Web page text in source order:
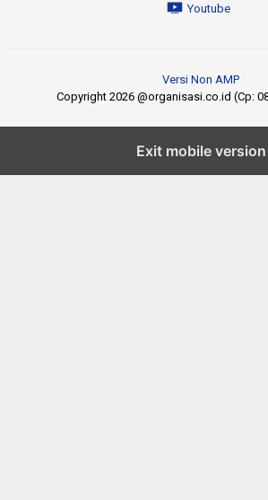
Youtube
Versi Non AMP
Copyright 2026 @organisasi.co.id (Cp:
Exit mobile version